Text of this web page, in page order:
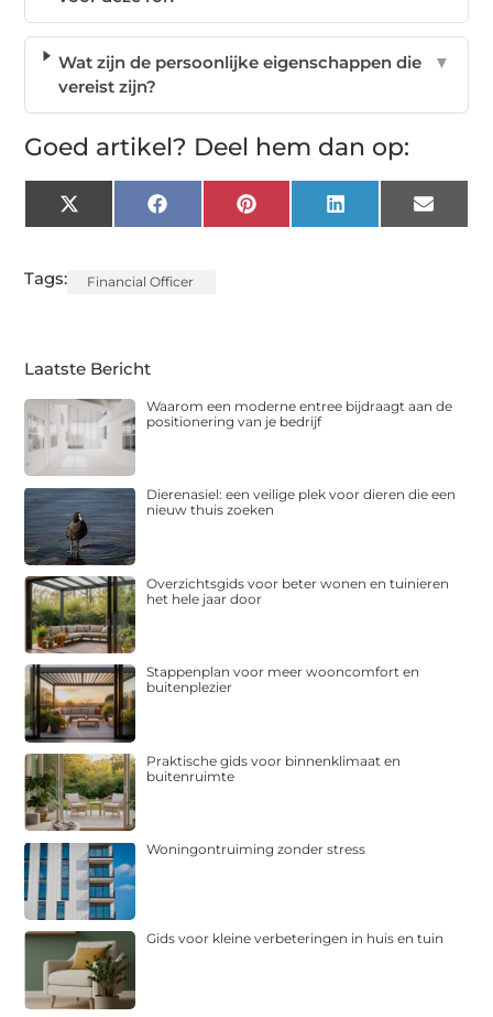
Wat zijn de persoonlijke eigenschappen die
vereist zijn?
▼
Goed artikel? Deel hem dan op:
X
(Twitter)
FacebookPinterest LinkedIn Email
Tags: Financial Officer
Laatste Bericht
Waarom een moderne entree bijdraagt aan de
positionering van je bedrijf
Dierenasiel: een veilige plek voor dieren die een
nieuw thuis zoeken
Overzichtsgids voor beter wonen en tuinieren
het hele jaar door
Stappenplan voor meer wooncomfort en
buitenplezier
Praktische gids voor binnenklimaat en
buitenruimte
Woningontruiming zonder stress
Gids voor kleine verbeteringen in huis en tuin